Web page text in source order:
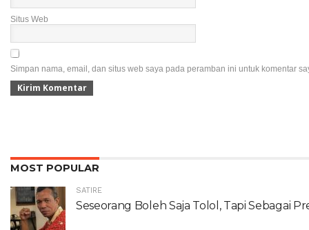
Situs Web
Simpan nama, email, dan situs web saya pada peramban ini untuk komentar
MOST POPULAR
SATIRE
Seseorang Boleh Saja Tolol, Tapi Sebagai